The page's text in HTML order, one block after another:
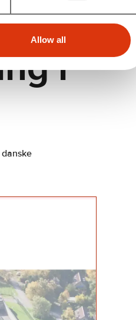
Allow all
i